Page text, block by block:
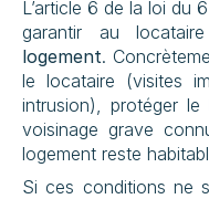
L’article 6 de la loi du
garantir au
logement.
le locataire (visites
intrusion), protéger
voisinage grave
logement reste
Si ces conditions ne